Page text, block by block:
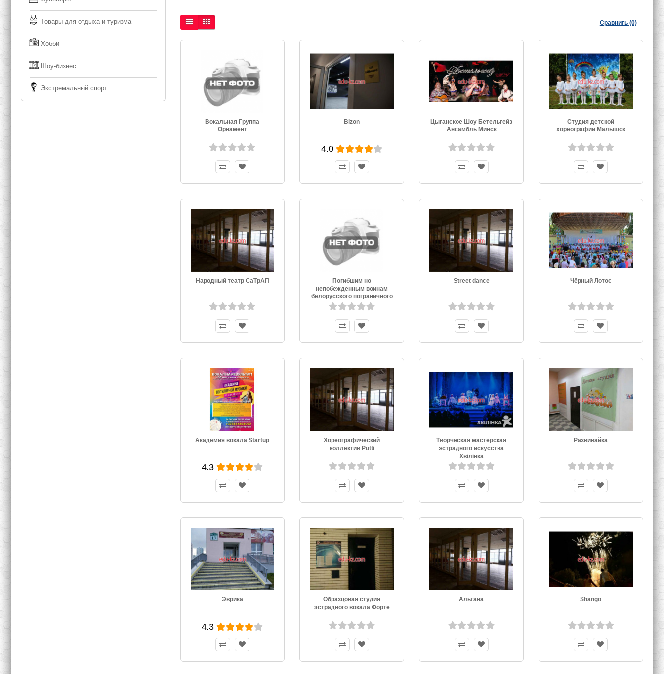
Товары для отдыха и туризма
Хобби
Шоу-бизнес
Экстремальный спорт
Сравнить (0)
Вокальная Группа
Орнамент
Bizon
4.0
Цыганское Шоу Бетельгейз
Ансамбль Минск
Студия детской
хореографии Малышок
Народный театр СаТрАП
Погибшим но
непобежденным воинам
белорусского пограничного
округа
Street dance Чёрный Лотос
Академия вокала Startup
4.3
Хореографический
коллектив Putti
Творческая мастерская
эстрадного искусства
Хвiлiнка
Развивайка
Эврика
4.3
Образцовая студия
эстрадного вокала Форте
Альтана Shango